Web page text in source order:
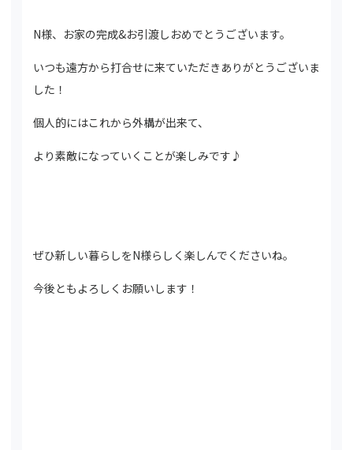
N様、お家の完成&お引渡しおめでとうございます。
いつも遠方から打合せに来ていただきありがとうございま
した！
個人的にはこれから外構が出来て、
より素敵になっていくことが楽しみです♪
ぜひ新しい暮らしをN様らしく楽しんでくださいね。
今後ともよろしくお願いします！